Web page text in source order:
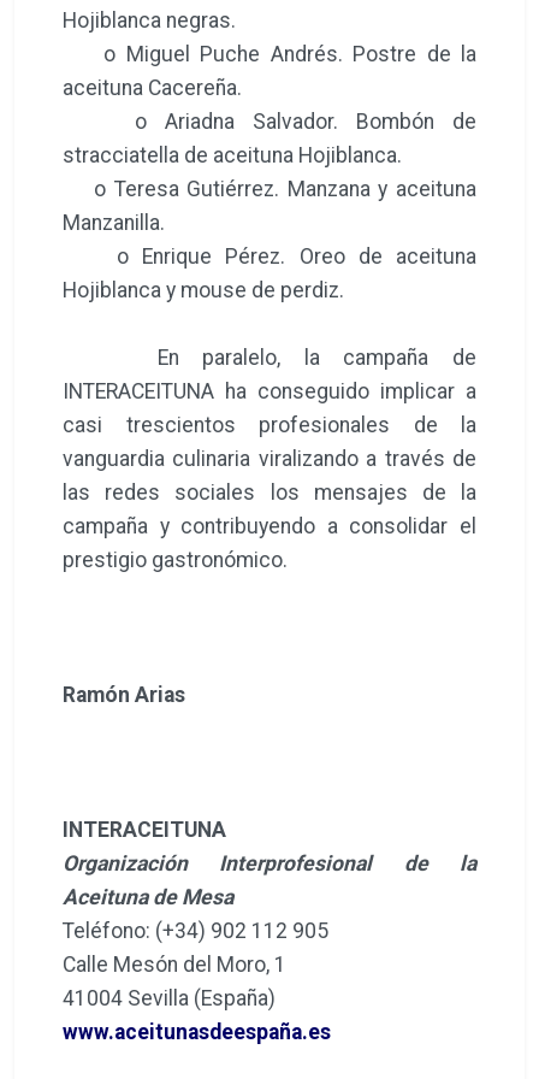
Hojiblanca negras.
o Miguel Puche Andrés. Postre de la
aceituna Cacereña.
o Ariadna Salvador. Bombón de
stracciatella de aceituna Hojiblanca.
o Teresa Gutiérrez. Manzana y aceituna
Manzanilla.
o Enrique Pérez. Oreo de aceituna
Hojiblanca y mouse de perdiz.
En paralelo, la campaña de
INTERACEITUNA ha conseguido implicar a
casi trescientos profesionales de la
vanguardia culinaria viralizando a través de
las redes sociales los mensajes de la
campaña y contribuyendo a consolidar el
prestigio gastronómico.
Ramón Arias
INTERACEITUNA
Organización Interprofesional de la
Aceituna de Mesa
Teléfono: (+34) 902 112 905
Calle Mesón del Moro, 1
41004 Sevilla (España)
www.aceitunasdeespaña.es